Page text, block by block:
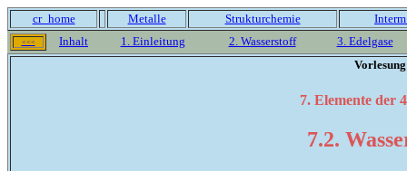
cr_home Metalle Strukturchemie
<<< Inhalt 1. Einleitung 2. Wasserstoff
3. Edelgase
Vorlesung
7. Elemente der
7.2.